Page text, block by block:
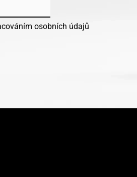
osobních údajů